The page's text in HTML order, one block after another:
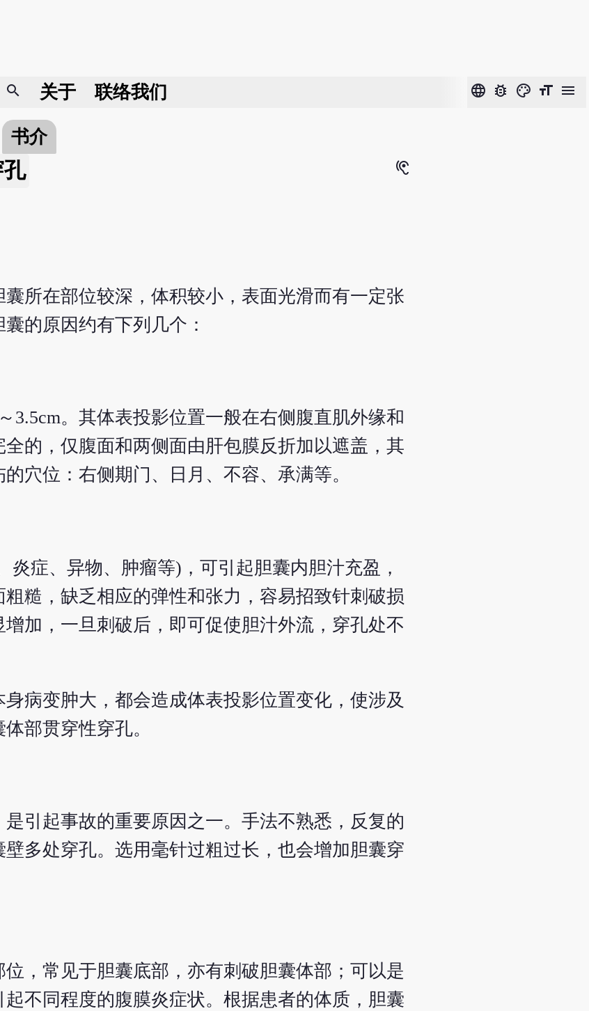
search 关于 联络我们 language bug_report color_lens format_size menu
书介
hearing
所在部位较深，体积较小，表面光滑而有一定张
的原因约有下列几个：
3.5cm。其体表投影位置一般在右侧腹直肌外缘和
的，仅腹面和两侧面由肝包膜反折加以遮盖，其
穴位：右侧期门、日月、不容、承满等。
症、异物、肿瘤等)，可引起胆囊内胆汁充盈，
糙，缺乏相应的弹性和张力，容易招致针刺破损
加，一旦刺破后，即可促使胆汁外流，穿孔处不
病变肿大，都会造成体表投影位置变化，使涉及
部贯穿性穿孔。
引起事故的重要原因之一。手法不熟悉，反复的
多处穿孔。选用毫针过粗过长，也会增加胆囊穿
，常见于胆囊底部，亦有刺破胆囊体部；可以是
不同程度的腹膜炎症状。根据患者的体质，胆囊